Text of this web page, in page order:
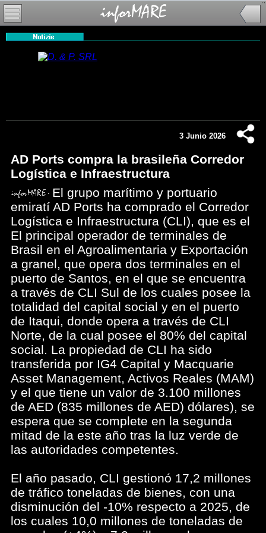
3 Junio 2026
AD Ports compra la brasileña Corredor
Logística e Infraestructura
El grupo marítimo y portuario
emiratí AD Ports ha comprado el Corredor
Logística e Infraestructura (CLI), que es el
El principal operador de terminales de
Brasil en el Agroalimentaria y Exportación
a granel, que opera dos terminales en el
puerto de Santos, en el que se encuentra
a través de CLI Sul de los cuales posee la
totalidad del capital social y en el puerto
de Itaqui, donde opera a través de CLI
Norte, de la cual posee el 80% del capital
social. La propiedad de CLI ha sido
transferida por IG4 Capital y Macquarie
Asset Management, Activos Reales (MAM)
y el que tiene un valor de 3.100 millones
de AED (835 millones de AED) dólares), se
espera que se complete en la segunda
mitad de la este año tras la luz verde de
las autoridades competentes.
El año pasado, CLI gestionó 17,2 millones
de tráfico toneladas de bienes, con una
disminución del -10% respecto a 2025, de
los cuales 10,0 millones de toneladas de